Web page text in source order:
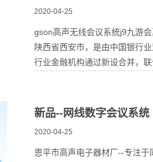
2020-04-25
gson高声无线会议系统j9九游
陕西省西安市，是由中国银行
行业金融机构通过新设合并，
新品--网线数字会议系统
2020-04-25
恩平市高声电子器材厂--专注